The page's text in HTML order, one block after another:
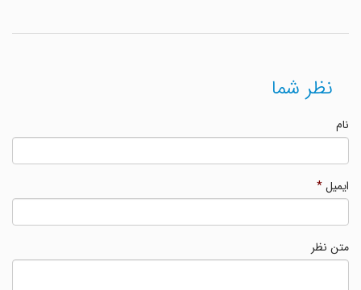
نظر شما
ایمیل*
متن نظر